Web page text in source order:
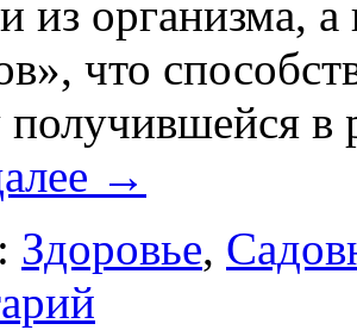
из организма,
что
в
→
Здоровье,